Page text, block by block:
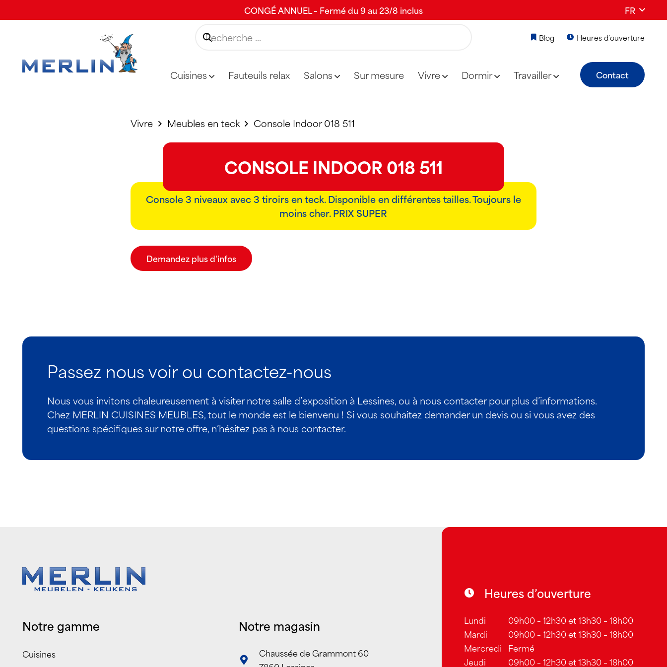
CONGÉ ANNUEL – Fermé du 9 au 23/8 inclus FR
Blog Heures d’ouverture
Cuisines Fauteuils relax Salons Sur mesure Vivre Dormir Travailler Contact
Vivre Meubles en teck Console Indoor 018 511
CONSOLE INDOOR 018 511
Console 3 niveaux avec 3 tiroirs en teck. Disponible en différentes tailles. Toujours le
moins cher. PRIX SUPER
Demandez plus d'infos
Passez nous voir ou contactez-nous
Nous vous invitons chaleureusement à visiter notre salle d’exposition à Lessines, ou à nous contacter pour plus d’informations.
Chez MERLIN CUISINES MEUBLES, tout le monde est le bienvenu ! Si vous souhaitez demander un devis ou si vous avez des
questions spécifiques sur notre offre, n’hésitez pas à nous contacter.
Notre gamme
Cuisines
Notre magasin
Chaussée de Grammont 60
Heures d’ouverture
Lundi
09h00 – 12h30 et 13h30 – 18h00
Mardi
09h00 – 12h30 et 13h30 – 18h00
Mercredi
Fermé
Jeudi
09h00 – 12h30 et 13h30 – 18h00